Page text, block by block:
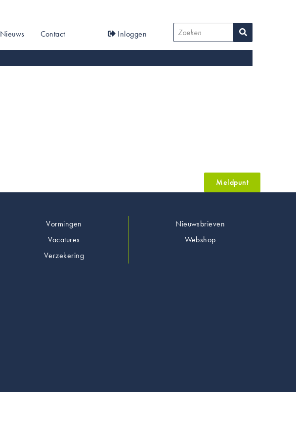
Nieuws Contact
User
account
menu
Inloggen
Meldpunt
Vormingen
Vacatures
Verzekering
Nieuwsbrieven
Webshop